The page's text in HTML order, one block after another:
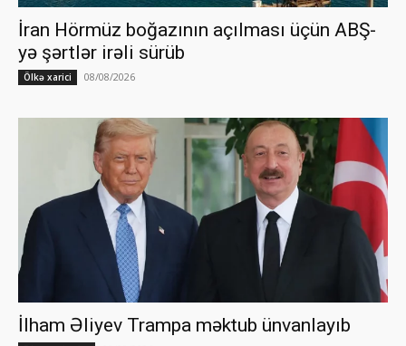
İran Hörmüz boğazının açılması üçün ABŞ-
yə şərtlər irəli sürüb
Ölkə xarici 08/08/2026
İlham Əliyev Trampa məktub ünvanlayıb